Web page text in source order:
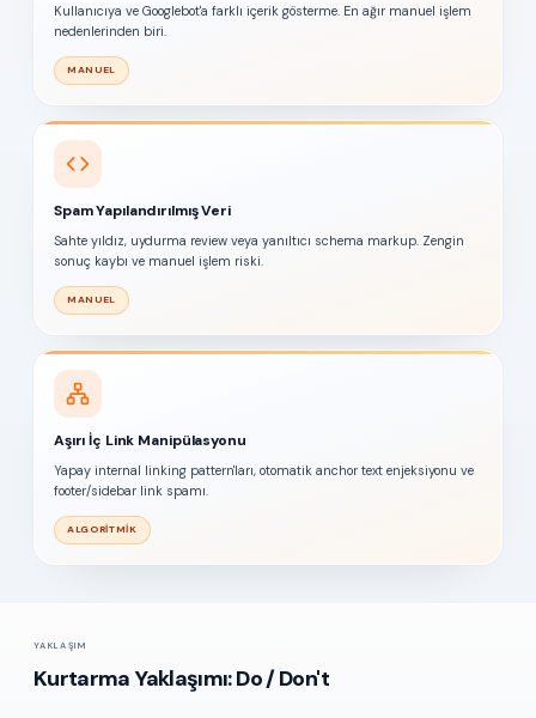
Kullanıcıya ve Googlebot'a farklı içerik gösterme. En ağır manuel işlem
nedenlerinden biri.
MANUEL
Spam Yapılandırılmış Veri
Sahte yıldız, uydurma review veya yanıltıcı schema markup. Zengin
sonuç kaybı ve manuel işlem riski.
MANUEL
Aşırı İç Link Manipülasyonu
Yapay internal linking pattern'ları, otomatik anchor text enjeksiyonu ve
footer/sidebar link spamı.
ALGORITMIK
YAKLAŞIM
Kurtarma Yaklaşımı: Do / Don't